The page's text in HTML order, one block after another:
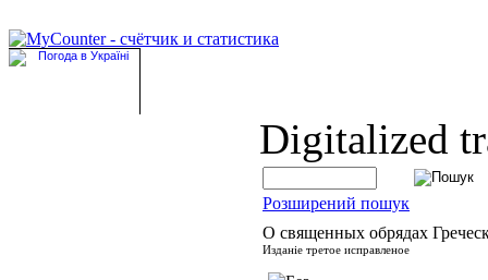
Digitalized
Розширений пошук
О священных обрядах
Изданіе третое исправленое